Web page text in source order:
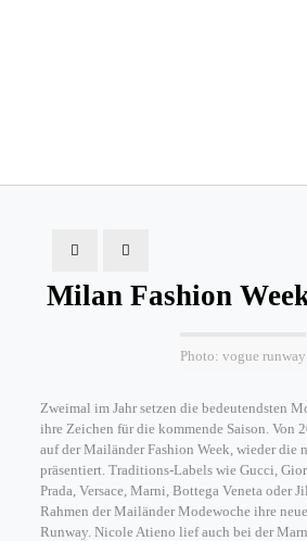
Milan Fashion
Photo: vogue runway
Zweimal im Jahr setzen die bedeutendsten
ihre Zeichen für die kommende Saison. Von
auf der Mailänder Fashion Week, wieder die
präsentiert. Traditions-Labels wie Gucci,
Prada, Versace, Marni, Bottega Veneta oder
Rahmen der Mailänder Modewoche ihre
Runway. Nicole Atieno lief auch bei der